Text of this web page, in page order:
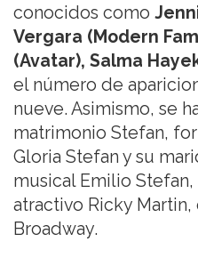
conocidos como
Vergara (Modern
(Avatar), Salma
el número de
nueve. Asimismo, se
matrimonio Stefan,
Gloria Stefan y su
musical Emilio
atractivo Ricky
Broadway.